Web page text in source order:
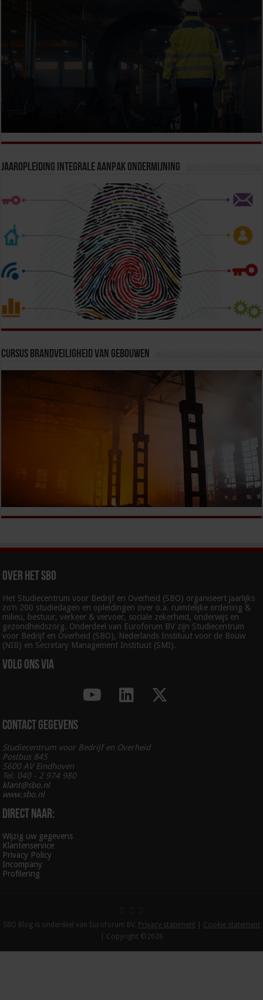
Jaaropleiding Integrale Aanpak Ondermijning
Cursus Brandveiligheid van Gebouwen
Over het SBO
Het Studiecentrum voor Bedrijf en Overheid (SBO) organiseert jaarlijks
zo’n 200 studiedagen en opleidingen over o.a. ruimtelijke ordening &
milieu, bestuur, verkeer & vervoer, sociale zekerheid, onderwijs en
gezondheidszorg. Onderdeel van Euroforum BV zijn Studiecentrum
voor Bedrijf en Overheid (SBO), Nederlands Instituut voor de Bouw
(NIB) en Secretary Management Instituut (SMI).
Volg ons via
Contact gegevens
Studiecentrum voor Bedrijf en Overheid
Postbus 845
5600 AV Eindhoven
Tel. 040 - 2 974 980
klant@sbo.nl
www.sbo.nl
Direct naar:
Wijzig uw gegevens
Klantenservice
Privacy Policy
Incompany
Profilering
SBO Blog is onderdeel van Euroforum BV. Privacy statement
Cookie statement
| Copyright ©2026